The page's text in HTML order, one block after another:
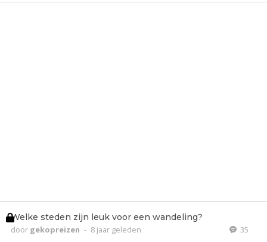
Welke steden zijn leuk voor een wandeling?
door gekopreizen - 8 jaar geleden 35